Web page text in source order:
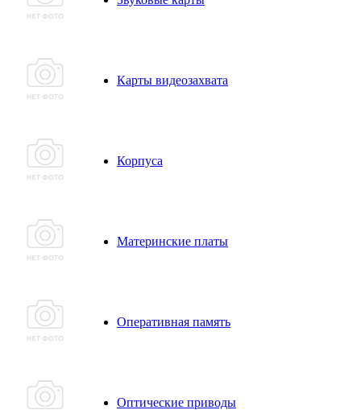
Карты видеозахвата
Корпуса
Материнские платы
Оперативная память
Оптические приводы